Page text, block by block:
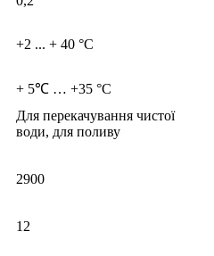
+2 ... + 40 °C
+ 5℃ … +35 °С
Для перекачування чистої
води, для поливу
2900
12